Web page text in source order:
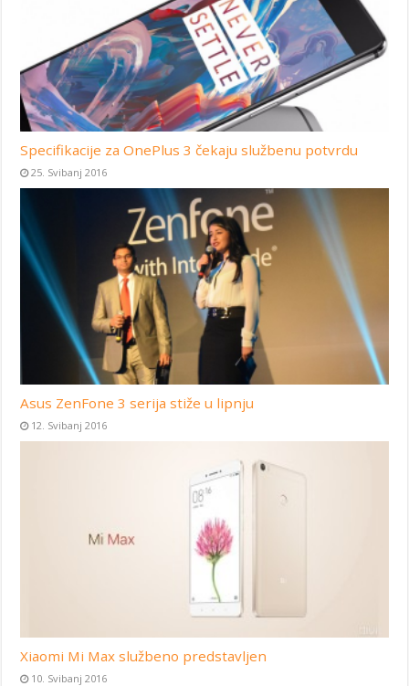
Specifikacije za OnePlus 3 čekaju službenu potvrdu
25. Svibanj 2016
Asus ZenFone 3 serija stiže u lipnju
12. Svibanj 2016
Xiaomi Mi Max službeno predstavljen
10. Svibanj 2016